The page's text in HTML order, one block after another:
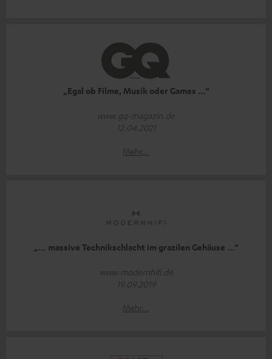
„Egal ob Filme, Musik oder Games …“
www.gq-magazin.de
12.04.2021
Mehr...
„… massive Technikschlacht im grazilen Gehäuse …“
www.modernhifi.de
19.09.2019
Mehr...